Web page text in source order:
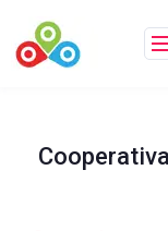
contenido